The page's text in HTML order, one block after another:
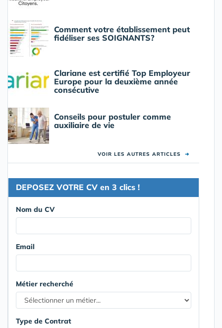
Comment votre établissement peut
fidéliser ses SOIGNANTS?
Clariane est certifié Top Employeur
Europe pour la deuxième année
consécutive
Conseils pour postuler comme
auxiliaire de vie
VOIR LES AUTRES ARTICLES ➜
DEPOSEZ VOTRE CV en 3 clics !
Nom du CV
Email
Métier recherché
Type de Contrat